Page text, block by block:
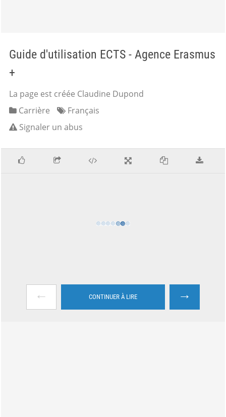
Guide d'utilisation ECTS - Agence Erasmus
+
La page est créée Claudine Dupond
Carrière
Français
Signaler un abus
← CONTINUER À LIRE →